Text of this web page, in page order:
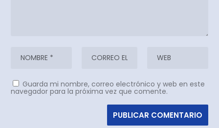
Guarda mi nombre, correo electrónico y web en este
navegador para la próxima vez que comente.